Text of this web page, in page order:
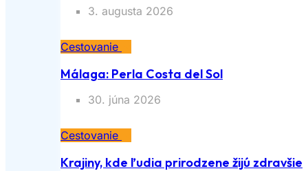
3. augusta 2026
Cestovanie
Málaga: Perla Costa del Sol
30. júna 2026
Cestovanie
Krajiny, kde ľudia prirodzene žijú zdravšie